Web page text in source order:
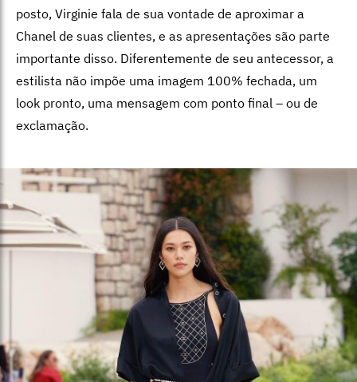
posto, Virginie fala de sua vontade de aproximar a
Chanel de suas clientes, e as apresentações são parte
importante disso. Diferentemente de seu antecessor, a
estilista não impõe uma imagem 100% fechada, um
look pronto, uma mensagem com ponto final – ou de
exclamação.